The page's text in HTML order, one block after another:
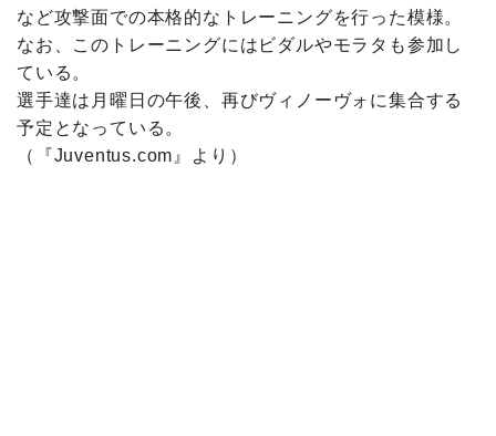
など攻撃面での本格的なトレーニングを行った模様。
なお、このトレーニングにはビダルやモラタも参加し
ている。
選手達は月曜日の午後、再びヴィノーヴォに集合する
予定となっている。
（『Juventus.com』より）